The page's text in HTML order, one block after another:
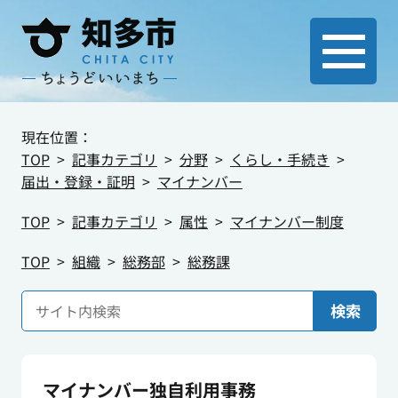
現在位置：
TOP
記事カテゴリ 分野
くらし・手続き
届出・登録・証明
マイナンバー
TOP
記事カテゴリ 属性
マイナンバー制度
TOP
組織 総務部 総務課
検索
マイナンバー独自利用事務